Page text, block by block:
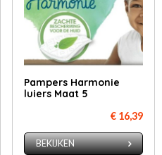
Pampers Harmonie
luiers Maat 5
€ 16,39
BEKIJKEN